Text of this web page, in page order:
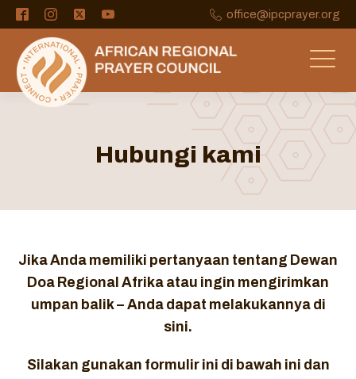
office@ipcprayer.org
Hubungi kami
Jika Anda memiliki pertanyaan tentang Dewan
Doa Regional Afrika atau ingin mengirimkan
umpan balik – Anda dapat melakukannya di
sini.
Silakan gunakan formulir ini di bawah ini dan